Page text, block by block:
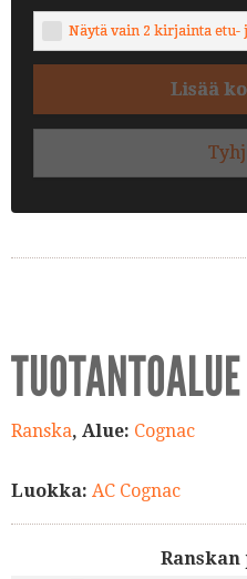
Näytä vain 2 kirjainta etu-
Lisää
TUOTANTOALUE
Ranska, Alue: Cognac
Luokka: AC Cognac
Ranskan